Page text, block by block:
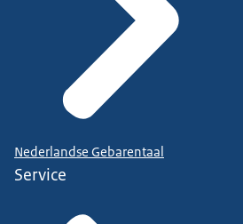
verder komen.
Wij zijn LNV. Wij werken aan
waardevolle natuur en een
de huidige én toekomstige
Nederlandse Gebarentaal
Service